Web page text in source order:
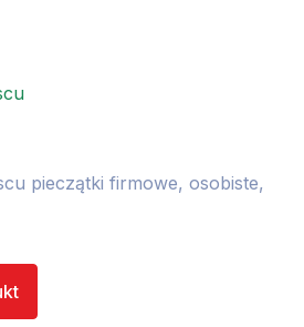
pieczątki firmowe, osobiste,